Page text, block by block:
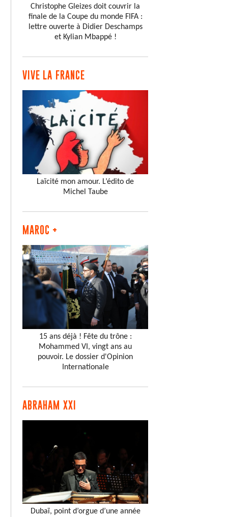
Christophe Gleizes doit couvrir la
finale de la Coupe du monde FIFA :
lettre ouverte à Didier Deschamps
et Kylian Mbappé !
VIVE LA FRANCE
Laïcité mon amour. L’édito de
Michel Taube
MAROC +
15 ans déjà ! Fête du trône :
Mohammed VI, vingt ans au
pouvoir. Le dossier d'Opinion
Internationale
ABRAHAM XXI
Dubaï, point d’orgue d’une année